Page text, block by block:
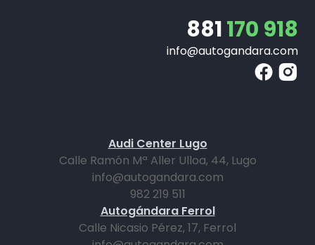
881170 918
info@autogandara.com
Audi Center Lugo
Calle Ramón Mª Aller Ulloa, 44, Lugo
info@autogandara.com
982 219 511
Autogándara Ferrol
Calle Nicasio Pérez, 17, Ferrol